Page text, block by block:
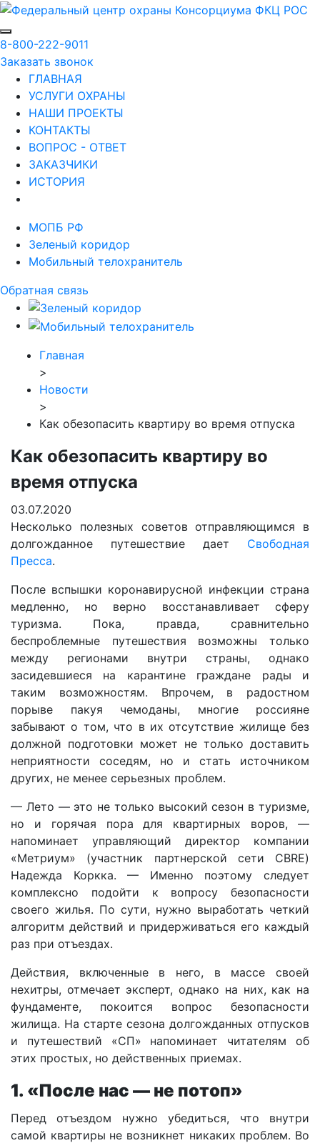
8-800-222-9011
Заказать звонок
ГЛАВНАЯ
УСЛУГИ ОХРАНЫ
НАШИ ПРОЕКТЫ
КОНТАКТЫ
ВОПРОС - ОТВЕТ
ЗАКАЗЧИКИ
ИСТОРИЯ
МОПБ РФ
Зеленый коридор
Мобильный телохранитель
Обратная связь
Главная
>
Новости
>
Как обезопасить квартиру во время отпуска
Как обезопасить квартиру во
время отпуска
03.07.2020
Несколько полезных советов отправляющимся в
долгожданное путешествие дает Свободная
Пресса.
После вспышки коронавирусной инфекции страна
медленно, но верно восстанавливает сферу
туризма. Пока, правда, сравнительно
беспроблемные путешествия возможны только
между регионами внутри страны, однако
засидевшиеся на карантине граждане рады и
таким возможностям. Впрочем, в радостном
порыве пакуя чемоданы, многие россияне
забывают о том, что в их отсутствие жилище без
должной подготовки может не только доставить
неприятности соседям, но и стать источником
других, не менее серьезных проблем.
— Лето — это не только высокий сезон в туризме,
но и горячая пора для квартирных воров, —
напоминает управляющий директор компании
«Метриум» (участник партнерской сети CBRE)
Надежда Коркка. — Именно поэтому следует
комплексно подойти к вопросу безопасности
своего жилья. По сути, нужно выработать четкий
алгоритм действий и придерживаться его каждый
раз при отъездах.
Действия, включенные в него, в массе своей
нехитры, отмечает эксперт, однако на них, как на
фундаменте, покоится вопрос безопасности
жилища. На старте сезона долгожданных отпусков
и путешествий «СП» напоминает читателям об
этих простых, но действенных приемах.
1. «После нас — не потоп»
Перед отъездом нужно убедиться, что внутри
самой квартиры не возникнет никаких проблем. Во